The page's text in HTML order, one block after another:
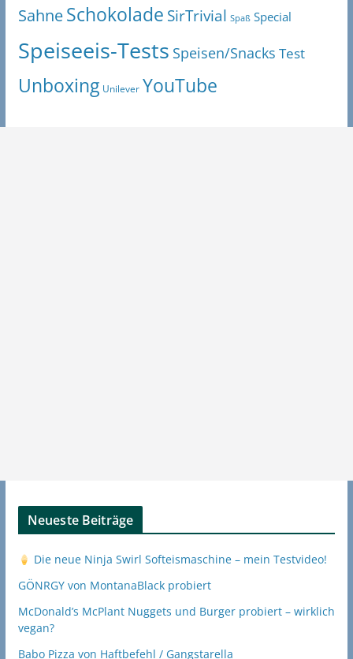
SahneSchokolade SirTrivial Spaß Special
Speiseeis-Tests Speisen/Snacks Test
Unboxing Unilever YouTube
Neueste Beiträge
Die neue Ninja Swirl Softeismaschine – mein Testvideo!
GÖNRGY von MontanaBlack probiert
McDonald’s McPlant Nuggets und Burger probiert – wirklich
vegan?
Babo Pizza von Haftbefehl / Gangstarella